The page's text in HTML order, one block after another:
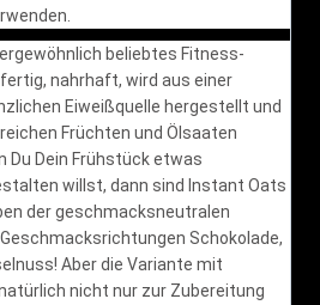
beliebtes Fitness-
nahrhaft, wird aus einer
Eiweißquelle hergestellt und
Früchten und Ölsaaten
Du Dein Frühstück etwas
willst, dann sind Instant Oats
der geschmacksneutralen
Schokolade,
Aber die Variante mit
nicht nur zur Zubereitung